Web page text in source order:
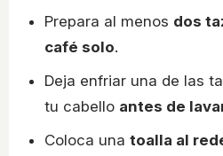
Prepara al menos dos
café solo.
Deja enfriar una de las
tu cabello antes de
Coloca una toalla al